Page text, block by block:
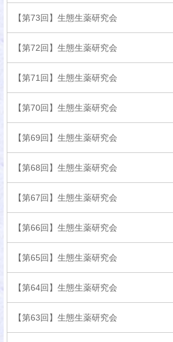
【第73回】生態生薬研究会
【第72回】生態生薬研究会
【第71回】生態生薬研究会
【第70回】生態生薬研究会
【第69回】生態生薬研究会
【第68回】生態生薬研究会
【第67回】生態生薬研究会
【第66回】生態生薬研究会
【第65回】生態生薬研究会
【第64回】生態生薬研究会
【第63回】生態生薬研究会